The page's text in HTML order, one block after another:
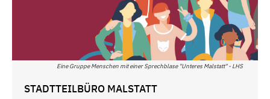
Eine Gruppe Menschen mit einer Sprechblase "Unteres Malstatt" - LHS
STADTTEILBÜRO MALSTATT